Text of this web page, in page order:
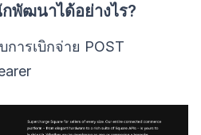
พัฒนาได้อย่างไร?
การเบิกจ่าย POST